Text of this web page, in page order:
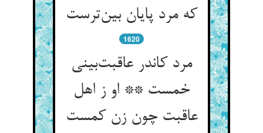
که مرد پایان بین‌ترست
1620
مرد کاندر عاقبت‌بینی
خمست ** او ز اهل
عاقبت چون زن کمست